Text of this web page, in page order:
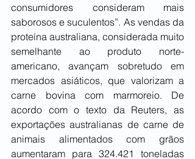
consumidores consideram mais
saborosos e suculentos”. As vendas da
proteína australiana, considerada muito
semelhante ao produto norte-
americano, avançam sobretudo em
mercados asiáticos, que valorizam a
carne bovina com marmoreio. De
acordo com o texto da Reuters, as
exportações australianas de carne de
animais alimentados com grãos
aumentaram para 324.421 toneladas